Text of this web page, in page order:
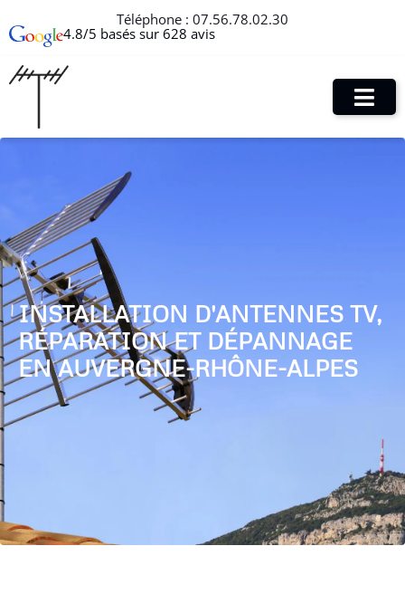
Téléphone : 07.56.78.02.30
4.8/5 basés sur 628 avis
INSTALLATION D'ANTENNES TV,
RÉPARATION ET DÉPANNAGE
EN AUVERGNE-RHÔNE-ALPES